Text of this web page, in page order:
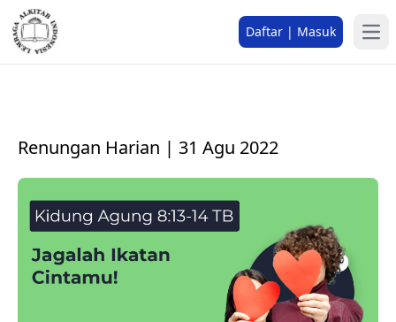
Daftar | Masuk
Renungan Harian | 31 Agu 2022